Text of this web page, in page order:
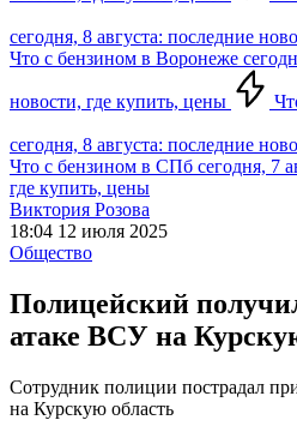
сегодня, 8 августа: последние
Что с бензином в Воронеже
новости, где купить, цены
сегодня, 8 августа: последние
Что с бензином в СПб сегодня, 7
где купить, цены
Виктория Розова
18:04 12 июля 2025
Общество
Полицейский
атаке ВСУ на
Сотрудник полиции пострадал
на Курскую область